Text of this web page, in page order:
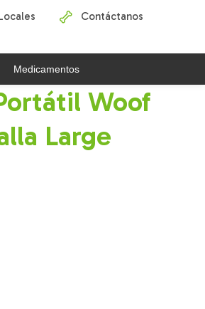
Contáctanos
Medicamentos
Woof
Large